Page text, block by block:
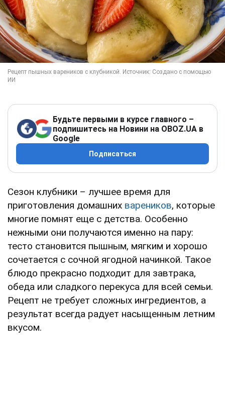
Будьте первыми в курсе главного –
подпишитесь на Новини на OBOZ.UA в
Google
Подписаться
Сезон клубники – лучшее время для
приготовления домашних вареников, которые
многие помнят еще с детства. Особенно
нежными они получаются именно на пару:
тесто становится пышным, мягким и хорошо
сочетается с сочной ягодной начинкой. Такое
блюдо прекрасно подходит для завтрака,
обеда или сладкого перекуса для всей семьи.
Рецепт не требует сложных ингредиентов, а
результат всегда радует насыщенным летним
вкусом.